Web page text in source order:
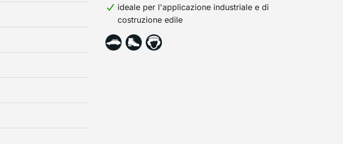
ideale per l'applicazione industriale e di
costruzione edile